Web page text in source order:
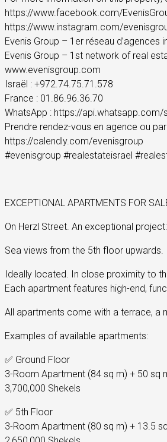
https://www.facebook.com/
https://www.instagram.com/
Evenis Group – 1er réseau d’agences
Evenis Group – 1st network of real
www.evenisgroup.com
Israël : +972.74.75.71.578
France : 01.86.96.36.70
WhatsApp : https://
Prendre rendez-vous en agence ou
https://calendly.com/evenisgroup
#evenisgroup #realestateisrael
EXCEPTIONAL APARTMENTS FOR
On Herzl Street. An exceptional
Sea views from the 5th floor upwards.
Ideally located. In close proximity to
Each apartment features high-end,
All apartments come with a terrace, a
Examples of available apartments:
✅ Ground Floor
3-Room Apartment (84 sq m) + 50 sq
3,700,000 Shekels
✅ 5th Floor
3-Room Apartment (80 sq m) + 13.5